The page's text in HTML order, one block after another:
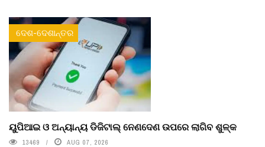
ଦେଶ-ଦେଶାନ୍ତର
ୟୁପିଆଇ ଓ ଅନ୍ୟାନ୍ୟ ଡିଜିଟାଲ୍ ନେଣଦେଣ ଉପରେ ଲାଗିବ ଶୁଳ୍କ
13469 AUG 07, 2026